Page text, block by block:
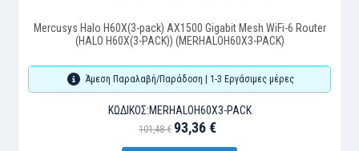
Mercusys Halo H60X(3-pack) AX1500 Gigabit Mesh WiFi-6 Router
(HALO H60X(3-PACK)) (MERHALOH60X3-PACK)
Άμεση Παραλαβή/Παράδοση | 1-3 Εργάσιμες μέρες
ΚΩΔΙΚΌΣ:MERHALOH60X3-PACK
101,48 € 93,36 €